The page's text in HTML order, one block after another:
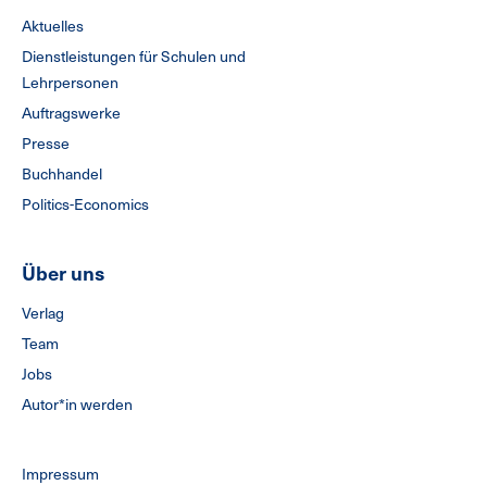
Aktuelles
Dienstleistungen für Schulen und
Lehrpersonen
Auftragswerke
Presse
Buchhandel
Politics-Economics
Über uns
Verlag
Team
Jobs
Autor*in werden
Impressum